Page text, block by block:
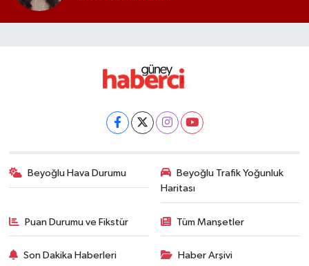
Beyoğlu Hava Durumu
Beyoğlu Trafik Yoğunluk
Haritası
Puan Durumu ve Fikstür Tüm Manşetler
Son Dakika Haberleri Haber Arşivi